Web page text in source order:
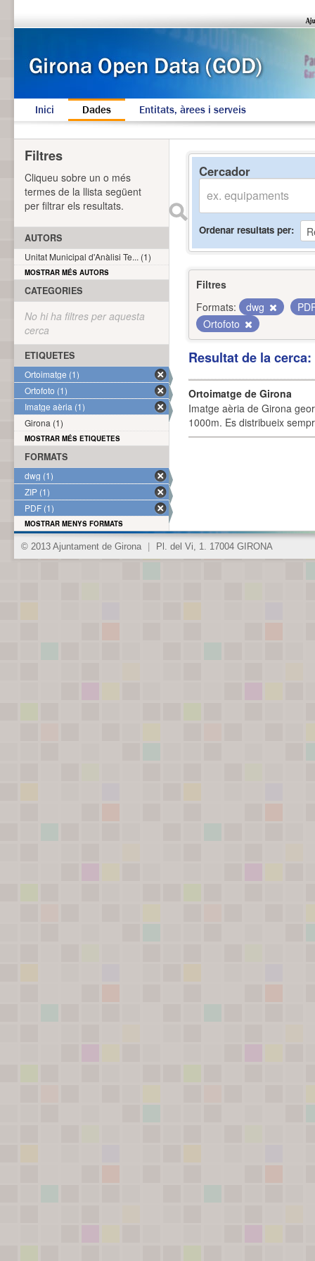
Inici Dades Entitats, àrees i serveis
Cercador
Ordenar resultats per
Filtres
Formats:
dwg
Ortofoto
Resultat de la
Ortoimatge de Girona
Imatge aèria de Girona
1000m. Es distribueix
Filtres
Cliqueu sobre un o més
termes de la llista següent
per filtrar els resultats.
AUTORS
Unitat Municipal d'Anàlisi Te... (1)
MOSTRAR MÉS AUTORS
CATEGORIES
No hi ha filtres per aquesta
cerca
ETIQUETES
Ortoimatge (1)
Ortofoto (1)
Imatge aèria (1)
Girona (1)
MOSTRAR MÉS ETIQUETES
FORMATS
dwg (1)
ZIP (1)
PDF (1)
MOSTRAR MENYS FORMATS
© 2013 Ajuntament de Girona Pl. del Vi, 1. 17004 GIRONA